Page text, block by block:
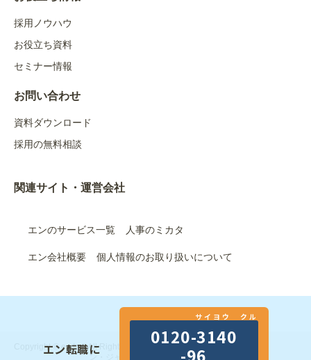
採用ノウハウ
お役立ち資料
セミナー情報
お問い合わせ
資料ダウンロード
採用の無料相談
関連サイト・運営会社
エンのサービス一覧 人事のミカタ
エン会社概要 個人情報のお取り扱いについて
エン転職に
サイヨウ クル
0120-3140
-96
Copyright © en Inc. All Rights Reserved.｜エン株式会社（旧：エ
ン・ジャパン株式会社）